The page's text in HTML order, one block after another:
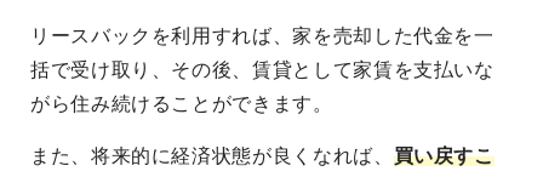
リースバックを利用すれば、家を売却した代金を一
括で受け取り、その後、賃貸として家賃を支払いな
がら住み続けることができます。
また、将来的に経済状態が良くなれば、 買い戻すこ